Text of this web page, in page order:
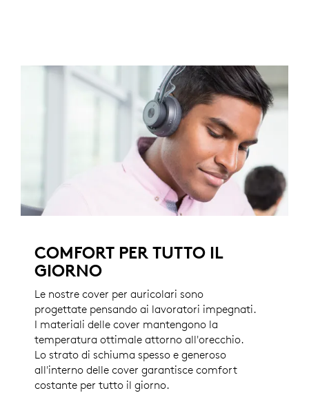
COMFORT PER TUTTO IL
GIORNO
Le nostre cover per auricolari sono
progettate pensando ai lavoratori impegnati.
I materiali delle cover mantengono la
temperatura ottimale attorno all'orecchio.
Lo strato di schiuma spesso e generoso
all'interno delle cover garantisce comfort
costante per tutto il giorno.